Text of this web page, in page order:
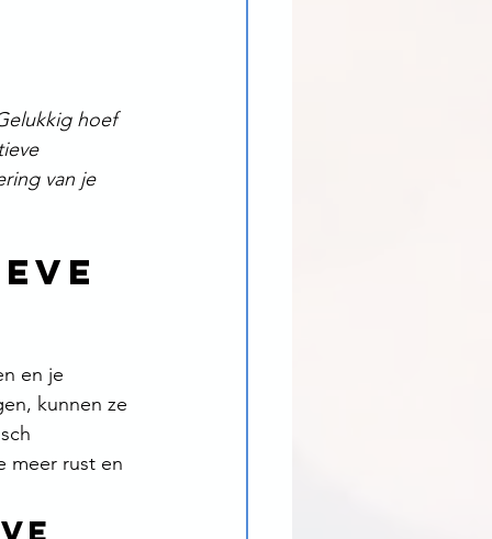
hoef
van je
en je
kunnen ze
meer rust en